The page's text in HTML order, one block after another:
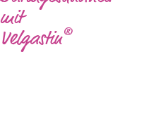
mit
Velgastin®